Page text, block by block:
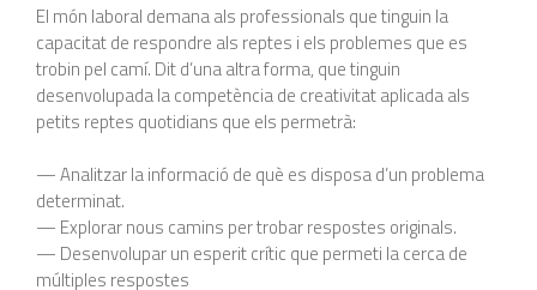
El món laboral demana als professionals que tinguin la
capacitat de respondre als reptes i els problemes que es
trobin pel camí. Dit d’una altra forma, que tinguin
desenvolupada la competència de creativitat aplicada als
petits reptes quotidians que els permetrà:
— Analitzar la informació de què es disposa d’un problema
determinat.
— Explorar nous camins per trobar respostes originals.
— Desenvolupar un esperit crític que permeti la cerca de
múltiples respostes